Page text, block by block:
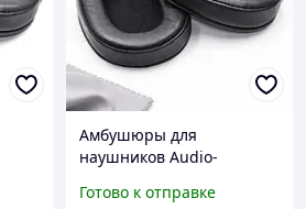
Амбушюры для
наушников Audio-
черные
Готово к отправке